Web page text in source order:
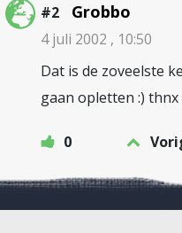
#2 Grobbo
4 juli 2002 , 10:50
Dat is de zoveelste
gaan opletten :) thnx
0